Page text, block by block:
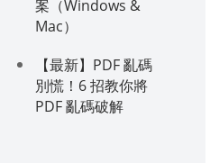
案（Windows &
Mac）
【最新】PDF 亂碼
別慌！6 招教你將
PDF 亂碼破解